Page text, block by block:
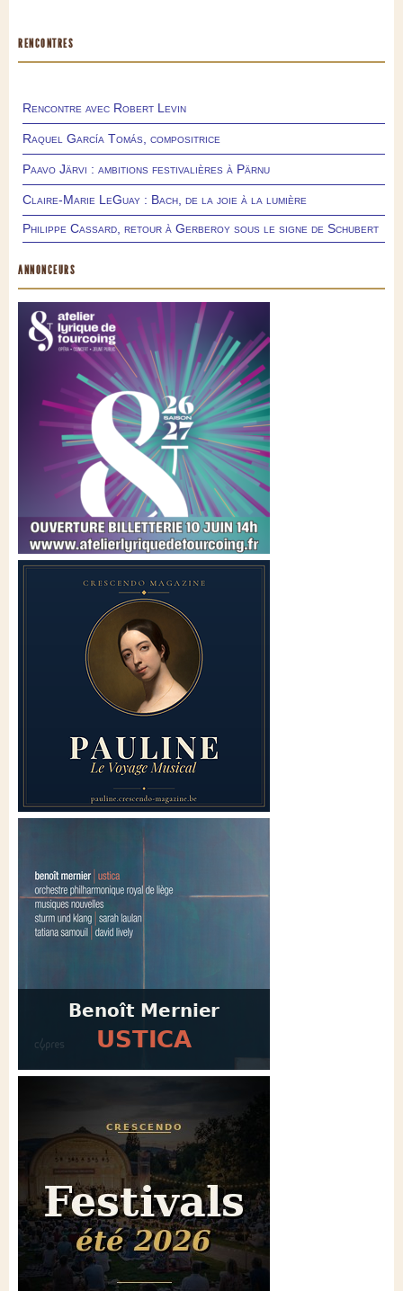
RENCONTRES
Rencontre avec Robert Levin
Raquel García Tomás, compositrice
Paavo Järvi : ambitions festivalières à Pärnu
Claire-Marie LeGuay : Bach, de la joie à la lumière
Philippe Cassard, retour à Gerberoy sous le signe de Schubert
ANNONCEURS